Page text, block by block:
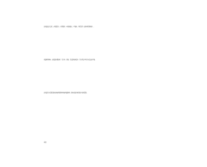
此机器设计合理，占地面积小，方便操作，纱管容量大，产量高，节距可调（齿轮或伺服电机），
机器断线停车，变频器功能多样，可计米、调速，可设置电流保护，可记录生产时间以及设定产量。
此机器可以配置送胶组或者纸管收线或者线盘收线。所有机器均接受客户定制配置。
用途：